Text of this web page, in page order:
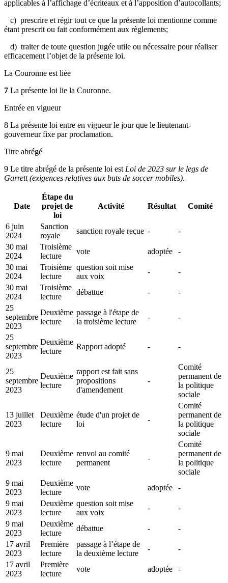
applicables à l’affichage d’écriteaux et à l’apposition d’autocollants;
c) prescrire et régir tout ce que la présente loi mentionne comme
étant prescrit ou fait conformément aux règlements;
d) traiter de toute question jugée utile ou nécessaire pour réaliser
efficacement l’objet de la présente loi.
La Couronne est liée
7 La présente loi lie la Couronne.
Entrée en vigueur
8 La présente loi entre en vigueur le jour que le lieutenant-
gouverneur fixe par proclamation.
Titre abrégé
9 Le titre abrégé de la présente loi est Loi de 2023 sur le legs de
Garrett (exigences relatives aux buts de soccer mobiles).
Date
Étape du
projet de
loi
Activité Résultat Comité
6 juin
2024
Sanction
royale
sanction royale reçue -
-
30 mai
2024
Troisième
lecture
vote adoptée
-
30 mai
2024
Troisième
lecture
question soit mise
aux voix
-
-
30 mai
2024
Troisième
lecture
débattue -
-
25
septembre
2023
Deuxième
lecture
passage à l'étape de
la troisième lecture
- -
25
septembre
2023
Deuxième
lecture
Rapport adopté - -
25
septembre
2023
Deuxième
lecture
rapport est fait sans
propositions
d'amendement
-
Comité
permanent de
la politique
sociale
13 juillet
2023
Deuxième
lecture
étude d'un projet de
loi
-
Comité
permanent de
la politique
sociale
9 mai
2023
Deuxième
lecture
renvoi au comité
permanent
-
Comité
permanent de
la politique
sociale
9 mai
2023
Deuxième
lecture
vote adoptée
-
9 mai
2023
Deuxième
lecture
question soit mise
aux voix
-
-
9 mai
2023
Deuxième
lecture
débattue -
-
17 avril
2023
Première
lecture
passage à l’étape de
la deuxième lecture
-
-
17 avril
2023
Première
lecture
vote adoptée -